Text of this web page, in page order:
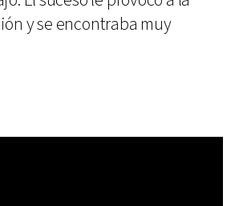
y se encontraba muy